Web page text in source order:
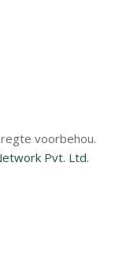
voorbehou.
Pvt. Ltd.